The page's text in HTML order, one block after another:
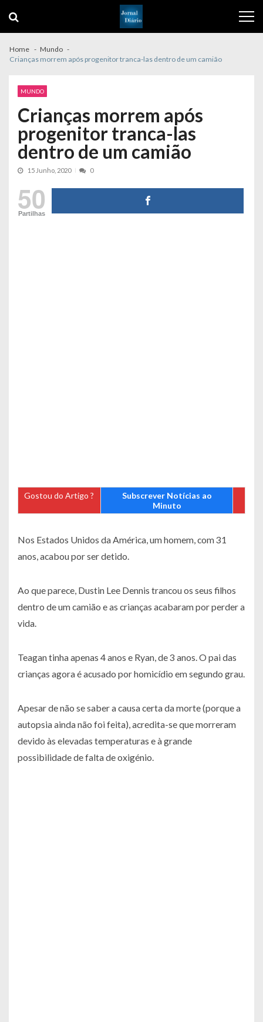
navigation
content
Home
Mundo
Crianças morrem após progenitor tranca-las dentro de um camião
MUNDO
Crianças morrem após
progenitor tranca-las
dentro de um camião
15 Junho, 2020 0
50
Partilhas
Gostou do Artigo ?
Subscrever Notícias ao
Minuto
Nos Estados Unidos da América, um homem, com 31
anos, acabou por ser detido.
Ao que parece, Dustin Lee Dennis trancou os seus filhos
dentro de um camião e as crianças acabaram por perder a
vida.
Teagan tinha apenas 4 anos e Ryan, de 3 anos. O pai das
crianças agora é acusado por homicídio em segundo grau.
Apesar de não se saber a causa certa da morte (porque a
autopsia ainda não foi feita), acredita-se que morreram
devido às elevadas temperaturas e à grande
possibilidade de falta de oxigénio.